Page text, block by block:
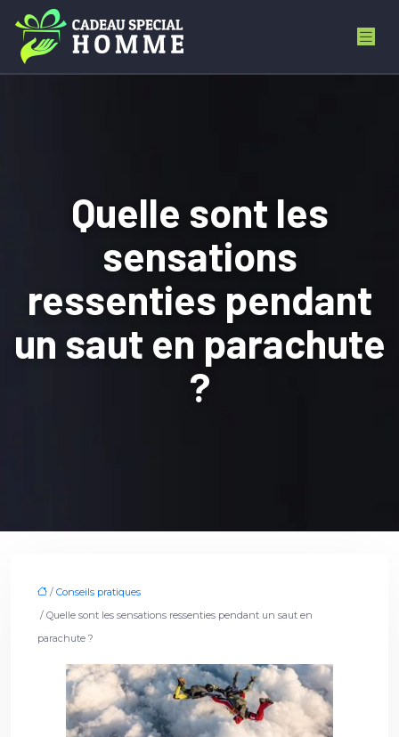
Quelle sont les
sensations
ressenties pendant
un saut en parachute
?
/ Conseils pratiques
/ Quelle sont les sensations ressenties pendant un saut en
parachute ?